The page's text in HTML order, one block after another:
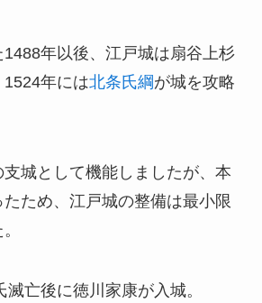
年以後、江戸城は扇谷上杉
年には北条氏綱が城を攻略
城として機能しましたが、本
ため、江戸城の整備は最小限
亡後に徳川家康が入城。